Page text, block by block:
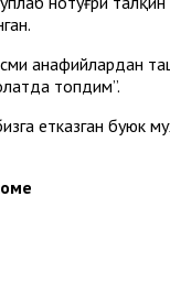
ҳанафийлардан
топдим”.
етказган буюк